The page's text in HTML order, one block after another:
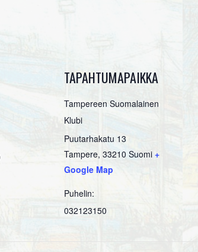
TAPAHTUMAPAIKKA
Tampereen Suomalainen
Klubi
Puutarhakatu 13
Tampere, 33210 Suomi +
Google Map
Puhelin:
032123150